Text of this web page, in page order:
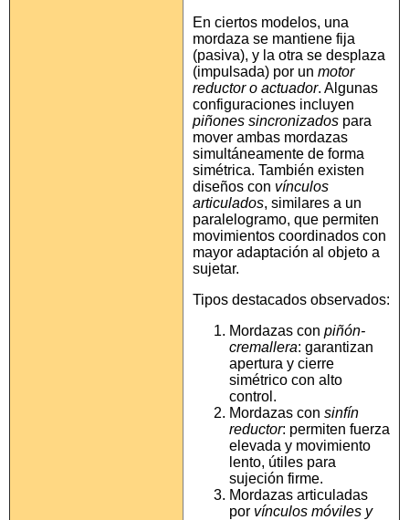
En ciertos modelos, una
mordaza se mantiene fija
(pasiva), y la otra se desplaza
(impulsada) por un motor
reductor o actuador. Algunas
configuraciones incluyen
piñones sincronizados para
mover ambas mordazas
simultáneamente de forma
simétrica. También existen
diseños con vínculos
articulados, similares a un
paralelogramo, que permiten
movimientos coordinados con
mayor adaptación al objeto a
sujetar.
Tipos destacados observados:
Mordazas con piñón-
cremallera: garantizan
apertura y cierre
simétrico con alto
control.
Mordazas con sinfín
reductor: permiten fuerza
elevada y movimiento
lento, útiles para
sujeción firme.
Mordazas articuladas
por vínculos móviles y